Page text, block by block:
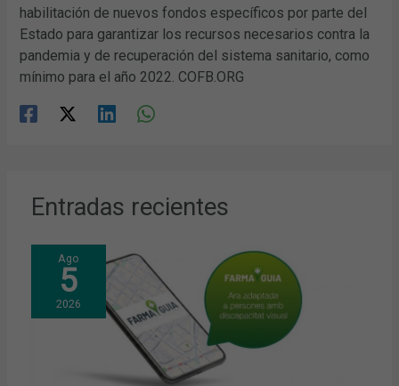
habilitación de nuevos fondos específicos por parte del
Estado para garantizar los recursos necesarios contra la
pandemia y de recuperación del sistema sanitario, como
mínimo para el año 2022. COFB.ORG
Entradas recientes
Ago
5
2026